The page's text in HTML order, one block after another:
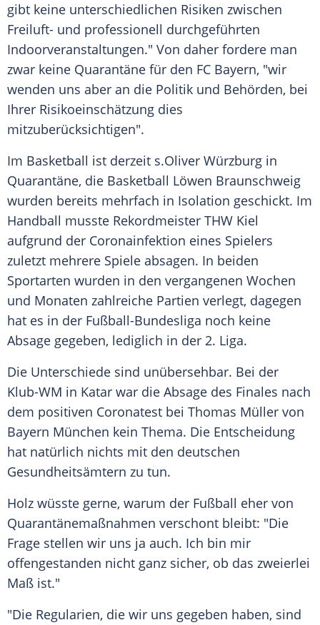
gibt keine unterschiedlichen Risiken zwischen
Freiluft- und professionell durchgeführten
Indoorveranstaltungen." Von daher fordere man
zwar keine Quarantäne für den FC Bayern, "wir
wenden uns aber an die Politik und Behörden, bei
Ihrer Risikoeinschätzung dies
mitzuberücksichtigen".
Im Basketball ist derzeit s.Oliver Würzburg in
Quarantäne, die Basketball Löwen Braunschweig
wurden bereits mehrfach in Isolation geschickt. Im
Handball musste Rekordmeister THW Kiel
aufgrund der Coronainfektion eines Spielers
zuletzt mehrere Spiele absagen. In beiden
Sportarten wurden in den vergangenen Wochen
und Monaten zahlreiche Partien verlegt, dagegen
hat es in der Fußball-Bundesliga noch keine
Absage gegeben, lediglich in der 2. Liga.
Die Unterschiede sind unübersehbar. Bei der
Klub-WM in Katar war die Absage des Finales nach
dem positiven Coronatest bei Thomas Müller von
Bayern München kein Thema. Die Entscheidung
hat natürlich nichts mit den deutschen
Gesundheitsämtern zu tun.
Holz wüsste gerne, warum der Fußball eher von
Quarantänemaßnahmen verschont bleibt: "Die
Frage stellen wir uns ja auch. Ich bin mir
offengestanden nicht ganz sicher, ob das zweierlei
Maß ist."
"Die Regularien, die wir uns gegeben haben, sind